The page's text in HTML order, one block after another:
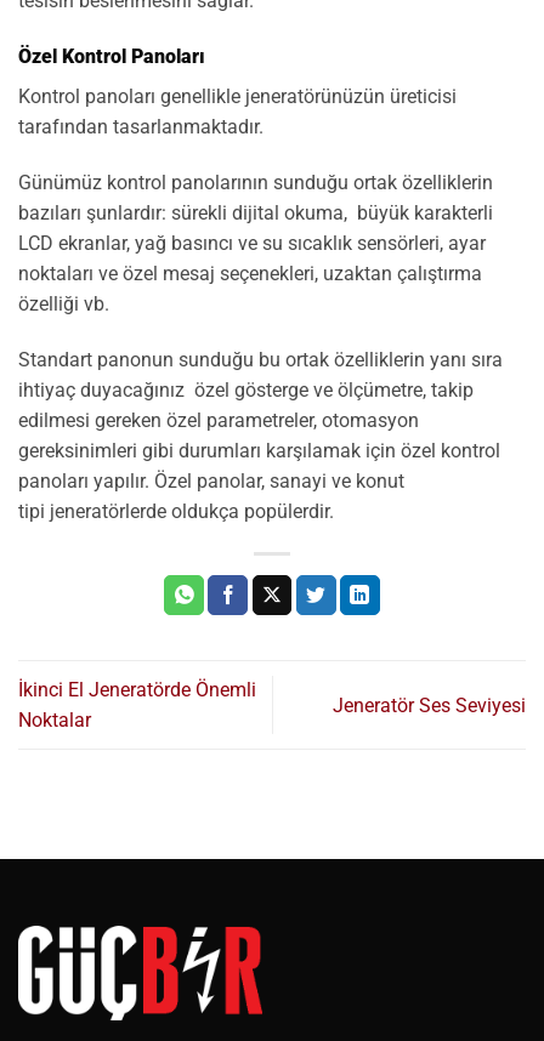
Özel Kontrol Panoları
Kontrol panoları genellikle jeneratörünüzün üreticisi
tarafından tasarlanmaktadır.
Günümüz kontrol panolarının sunduğu ortak özelliklerin
bazıları şunlardır: sürekli dijital okuma, büyük karakterli
LCD ekranlar, yağ basıncı ve su sıcaklık sensörleri, ayar
noktaları ve özel mesaj seçenekleri, uzaktan çalıştırma
özelliği vb.
Standart panonun sunduğu bu ortak özelliklerin yanı sıra
ihtiyaç duyacağınız özel gösterge ve ölçümetre, takip
edilmesi gereken özel parametreler, otomasyon
gereksinimleri gibi durumları karşılamak için özel kontrol
panoları yapılır. Özel panolar, sanayi ve konut
tipi jeneratörlerde oldukça popülerdir.
İkinci El Jeneratörde Önemli
Noktalar
Jeneratör Ses Seviyesi